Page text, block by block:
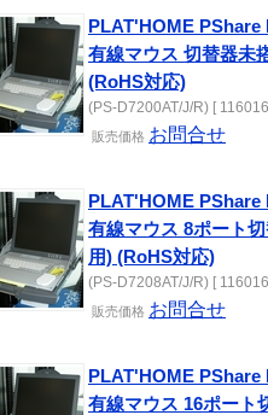
PLAT'HOME
有線マウス 切替器未
(RoHS対応)
(PS-D7200AT/J/R) [
販売価格 お問合せ
PLAT'HOME
有線マウス 8ポート
用) (RoHS対応)
(PS-D7208AT/J/R) [
販売価格 お問合せ
PLAT'HOME
有線マウス 16ポート